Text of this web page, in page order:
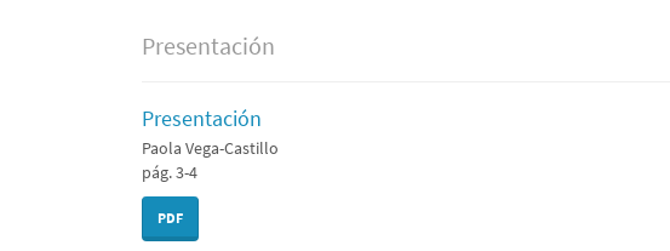
Presentación
Presentación
Paola Vega-Castillo
pág. 3-4
PDF